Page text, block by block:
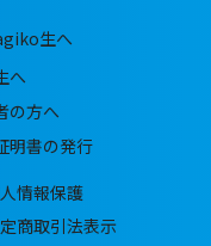
生へ
へ
の方へ
明書の発行
情報保護
商取引法表示